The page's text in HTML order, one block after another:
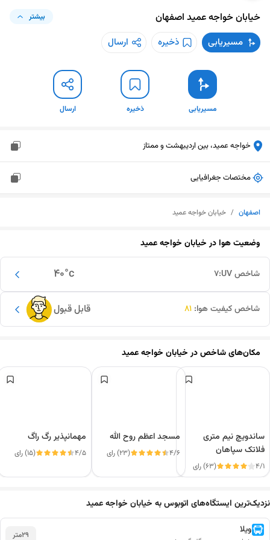
خیابان خواجه عمید اصفهان بیشتر
مسیریابی ذخیره ارسال
مسیریابی ذخیره ارسال
خواجه عمید، بین اردیبهشت و ممتاز
مختصات جغرافیایی
اصفهان / خیابان خواجه عمید
وضعیت هوا درخیابان خواجه عمید
40°c شاخص UV: 7
قابل قبول شاخص کیفیت هوا: 81
مکان‌های شاخص درخیابان خواجه عمید
ساندویچ نیم متری
فلاتک سپاهان
4/1 (63) رای
مسجد اعظم روح الله
4/6 (23) رای
مهمانپذیر رگ راگ
4/5 (15) رای
نزدیک‌ترین ایستگاه‌های اتوبوس به خیابان خواجه عمید
29متر ویلا